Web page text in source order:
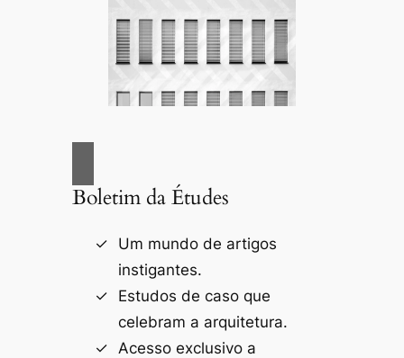
Boletim da Études
Um mundo de artigos
instigantes.
Estudos de caso que
celebram a arquitetura.
Acesso exclusivo a